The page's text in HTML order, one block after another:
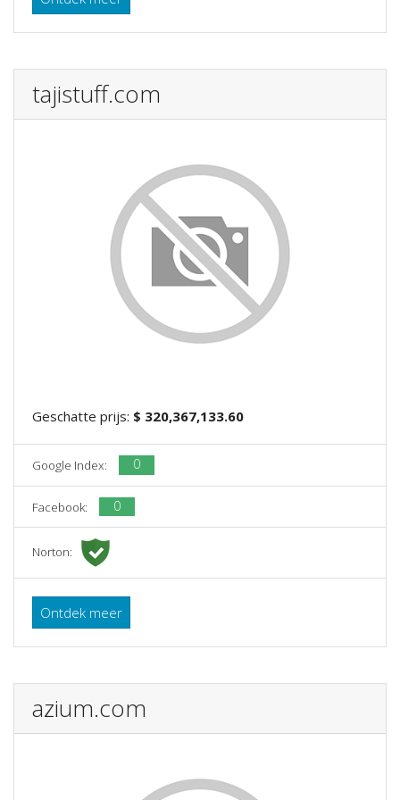
tajistuff.com
Geschatte prijs: $ 320,367,133.60
Google Index: 0
Facebook: 0
Norton:
Ontdek meer
azium.com